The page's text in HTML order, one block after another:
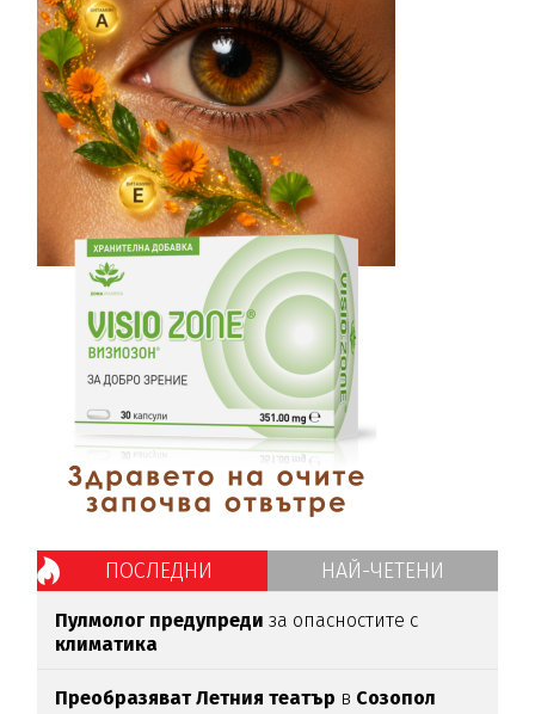
ПОСЛЕДНИ НАЙ-ЧЕТЕНИ
Пулмолог предупреди за опасностите с
климатика
Преобразяват Летния театър в Созопол